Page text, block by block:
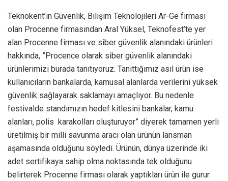
Teknokent’in Güvenlik, Bilişim Teknolojileri Ar-Ge firması
olan Procenne firmasından Aral Yüksel, Teknofest’te yer
alan Procenne firması ve siber güvenlik alanındaki ürünleri
hakkında, ”Procence olarak siber güvenlik alanındaki
ürünlerimizi burada tanıtıyoruz. Tanıttığımız asıl ürün ise
kullanıcıların bankalarda, kamusal alanlarda verilerini yüksek
güvenlik sağlayarak saklamayı amaçlıyor. Bu nedenle
festivalde standımızın hedef kitlesini bankalar, kamu
alanları, polis karakolları oluşturuyor” diyerek tamamen yerli
üretilmiş bir milli savunma aracı olan ürünün lansman
aşamasında olduğunu söyledi. Ürünün, dünya üzerinde iki
adet sertifikaya sahip olma noktasında tek olduğunu
belirterek Procenne firması olarak yaptıkları ürün ile gurur